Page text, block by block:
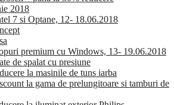
2018
7 si Optane, 12- 18.06.2018
premium cu Windows, 13- 19.06.2018
de spalat cu presiune
la masinile de tuns iarba
la gama de prelungitoare si tamburi de